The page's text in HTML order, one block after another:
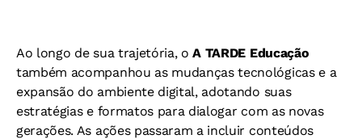
Ao longo de sua trajetória, oA TARDE Educação
também acompanhou as mudanças tecnológicas e a
expansão do ambiente digital, adotando suas
estratégias e formatos para dialogar com as novas
gerações. As ações passaram a incluir conteúdos